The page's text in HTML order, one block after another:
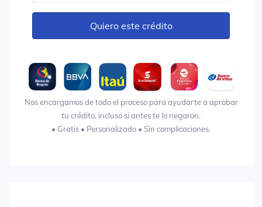
Quiero este crédito
Nos encargamos de todo el proceso para ayudarte a aprobar
tu crédito, incluso si antes te lo negaron.
• Gratis • Personalizado • Sin complicaciones.